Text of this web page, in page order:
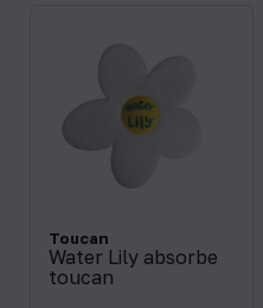
Toucan
Water Lily absorbe
toucan